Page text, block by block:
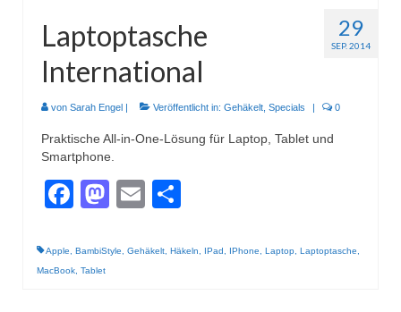
Stirnbänder
Specials
Genäht
Waschtaschen
Turnbeutel
Gestrickt
29
SEP. 2014
Laptoptasche
International
von Sarah Engel Veröffentlicht in: Gehäkelt, Specials 0
Praktische All-in-One-Lösung für Laptop, Tablet und
Smartphone.
Facebook
Mastodon
Email
Apple, BambiStyle, Gehäkelt, Häkeln, IPad , IPhone, Laptop, Laptoptasche,
MacBook, Tablet